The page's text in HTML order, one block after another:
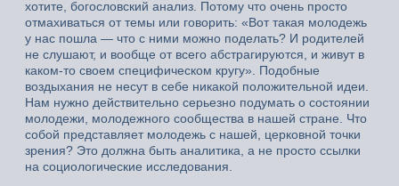
хотите, богословский анализ. Потому что очень просто
отмахиваться от темы или говорить: «Вот такая молодежь
у нас пошла — что с ними можно поделать? И родителей
не слушают, и вообще от всего абстрагируются, и живут в
каком-то своем специфическом кругу». Подобные
воздыхания не несут в себе никакой положительной идеи.
Нам нужно действительно серьезно подумать о состоянии
молодежи, молодежного сообщества в нашей стране. Что
собой представляет молодежь с нашей, церковной точки
зрения? Это должна быть аналитика, а не просто ссылки
на социологические исследования.